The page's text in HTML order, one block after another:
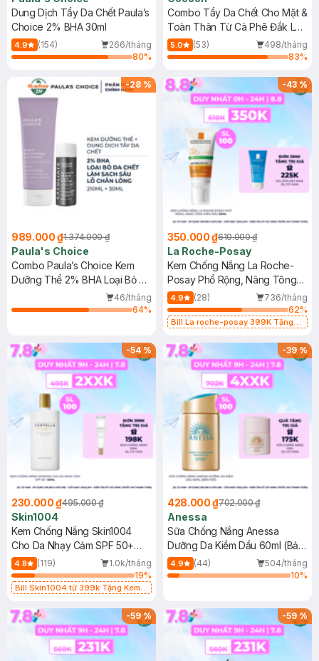
Dung Dịch Tẩy Da Chết Paula’s
Choice 2% BHA 30ml
4.9 (154)
266/tháng
80%
Combo Tẩy Da Chết Cho Mặt &
Toàn Thân Từ Cà Phê Đắk Lắk
(150ml+200ml)
5.0 (53)
498/tháng
83%
-28 %
989.000 ₫1.374.000 ₫
Paula's Choice
Combo Paula’s Choice Kem
Dưỡng Thể 2% BHA Loại Bỏ Da
Chết 210ml + Dung Dịch Tẩy Da
Chết 2% BHA 30ml
46/tháng
64%
-43%
350.000 ₫610.000 ₫
La Roche-Posay
Kem Chống Nắng La Roche-
Posay Phổ Rộng, Nâng Tông
Kiềm Dầu 50ml
4.9 (28)
736/tháng
62%
Bill La roche-posay 399K Tặng
(SL có hạn)
-54%
230.000 ₫495.000 ₫
Skin1004
Kem Chống Nắng Skin1004
Cho Da Nhạy Cảm SPF 50+
50ml
4.8 (119)
1.0k/tháng
19%
Bill Skin1004 từ 399k Tặng Kem
SPF 50+ 20ml (SL Có Hạn)
-39%
428.000 ₫702.000 ₫
Anessa
Sữa Chống Nắng Anessa
Dưỡng Da Kiềm Dầu 60ml (Bản
Mới)
4.9 (44)
504/tháng
10%
-59% -59%